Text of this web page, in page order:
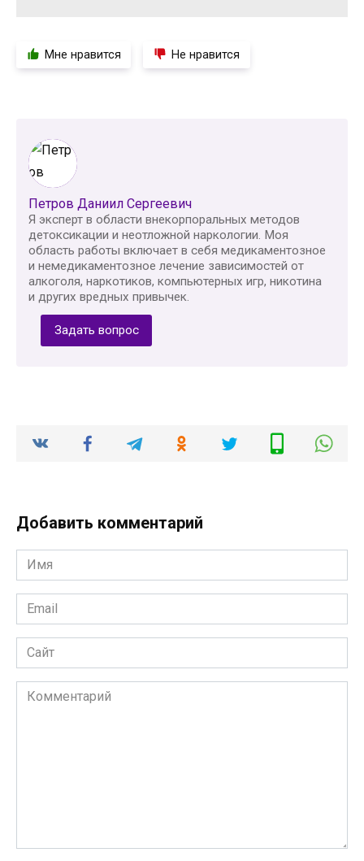
Мне нравится Не нравится
Петров Даниил Сергеевич
Я эксперт в области внекорпоральных методов
детоксикации и неотложной наркологии. Моя
область работы включает в себя медикаментозное
и немедикаментозное лечение зависимостей от
алкоголя, наркотиков, компьютерных игр, никотина
и других вредных привычек.
Задать вопрос
Добавить комментарий
Имя
*
Email
*
Сайт
Комментарий